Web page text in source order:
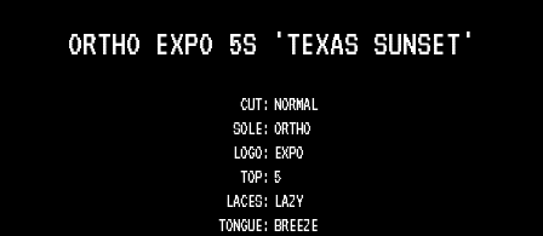
ORTHO EXPO 5S 'TEXAS SUNSET'
CUT: NORMAL
SOLE: ORTHO
LOGO: EXPO
TOP: 5
LACES: LAZY
TONGUE: BREEZE